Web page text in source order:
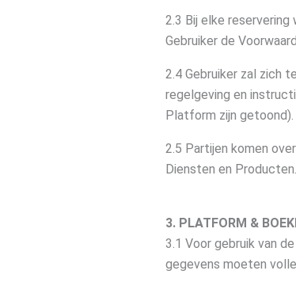
2.3 Bij elke
Gebruiker de
2.4 Gebruiker zal zich
regelgeving en
Platform zijn getoond).
2.5 Partijen komen
Diensten en Producten.
3. PLATFORM &
3.1 Voor gebruik van
gegevens moeten